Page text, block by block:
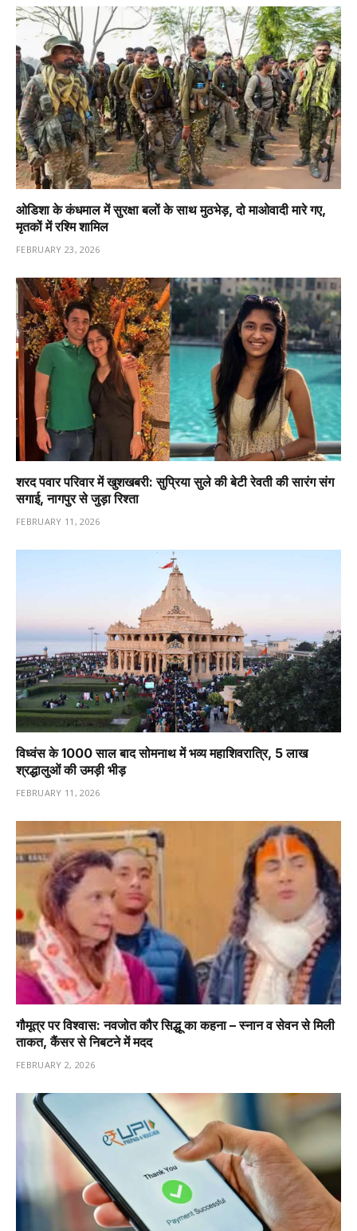
ओडिशा के कंधमाल में सुरक्षा बलों के साथ मुठभेड़, दो माओवादी मारे गए,
मृतकों में रश्मि शामिल
FEBRUARY 23, 2026
शरद पवार परिवार में खुशखबरी: सुप्रिया सुले की बेटी रेवती की सारंग संग
सगाई, नागपुर से जुड़ा रिश्ता
FEBRUARY 11, 2026
विध्वंस के 1000 साल बाद सोमनाथ में भव्य महाशिवरात्रि, 5 लाख
श्रद्धालुओं की उमड़ी भीड़
FEBRUARY 11, 2026
गौमूत्र पर विश्वास: नवजोत कौर सिद्धू का कहना – स्नान व सेवन से मिली
ताकत, कैंसर से निबटने में मदद
FEBRUARY 2, 2026